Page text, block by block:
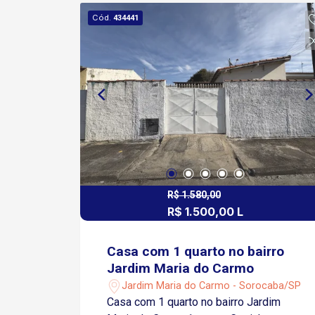
Aproximadamente 05 minutos da
Avenida Dom Aguirre Cerca de 08
minutos do Centro de Sorocaba Fácil
acesso à Rodovia Raposo Tavares
Próximo a supermercados, farmácias,
escolas, restaurantes e comércios em
geral Região próxima ao Zoológico
Municipal Quinzinho de Barros. Entre
em contato e agende sua visita !
Cód. 434441
R$ 1.580,00
R$ 1.500,00 L
Casa com 1 quarto no bairro
Jardim Maria do Carmo
Jardim Maria do Carmo - Sorocaba/SP
Casa com 1 quarto no bairro Jardim